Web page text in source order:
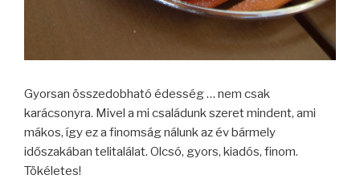
Gyorsan összedobható édesség … nem csak
karácsonyra. Mivel a mi családunk szeret mindent, ami
mákos, így ez a finomság nálunk az év bármely
időszakában telitalálat. Olcsó, gyors, kiadós, finom.
Tökéletes!